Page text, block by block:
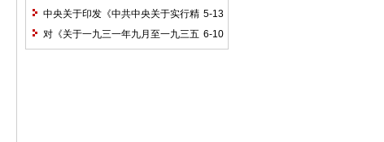
5-13
中央关于印发《中共中央关于实行精
兵简政、增产节约、反对贪污、反对浪费
和反对官僚主义的决定》的通知和毛泽东
6-10
对《关于一九三一年九月至一九三五